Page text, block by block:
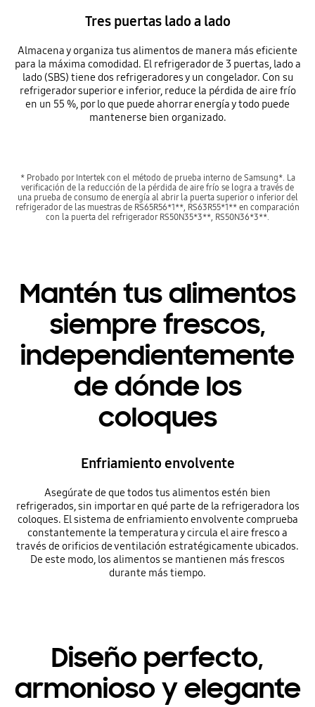
Tres puertas lado a lado
Almacena y organiza tus alimentos de manera más eficiente
para la máxima comodidad. El refrigerador de 3 puertas, lado a
lado (SBS) tiene dos refrigeradores y un congelador. Con su
refrigerador superior e inferior, reduce la pérdida de aire frío
en un 55 %, por lo que puede ahorrar energía y todo puede
mantenerse bien organizado.
* Probado por Intertek con el método de prueba interno de Samsung*. La
verificación de la reducción de la pérdida de aire frío se logra a través de
una prueba de consumo de energía al abrir la puerta superior o inferior del
refrigerador de las muestras de RS65R56*1**, RS63R55*1** en comparación
con la puerta del refrigerador RS50N35*3**, RS50N36*3**.
Mantén tus alimentos
siempre frescos,
independientemente
de dónde los
coloques
Enfriamiento envolvente
Asegúrate de que todos tus alimentos estén bien
refrigerados, sin importar en qué parte de la refrigeradora los
coloques. El sistema de enfriamiento envolvente comprueba
constantemente la temperatura y circula el aire fresco a
través de orificios de ventilación estratégicamente ubicados.
De este modo, los alimentos se mantienen más frescos
durante más tiempo.
Diseño perfecto,
armonioso y elegante